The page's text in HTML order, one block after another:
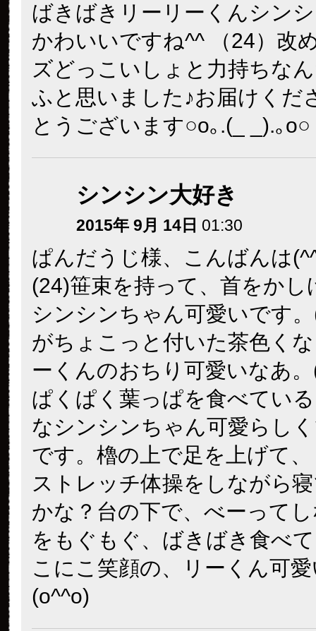
ばきばきリーリーくんシン
かわいいですね^^ （24）改
ズどっこいしょと力持ちな
ふと思いました♪お届けくだ
とうございます○o｡.(_ _).｡o○
シンシン大好き
2015年 9月 14日 01:30
ぱんだうじ様、こんばんは
(24)笹束を持って、首をかし
シンシンちゃん可愛いです
がちょこっと付いた茶色く
ーくんのおちり可愛いなあ
ぱくぱく葉っぱを食べてい
なシンシンちゃん可愛らし
です。櫓の上で足を上げて
ストレッチ体操をしながら
かな？台の下で、べーって
をもぐもぐ、ばきばき食べ
こにこ笑顔の、リーくん可
(o^^o)